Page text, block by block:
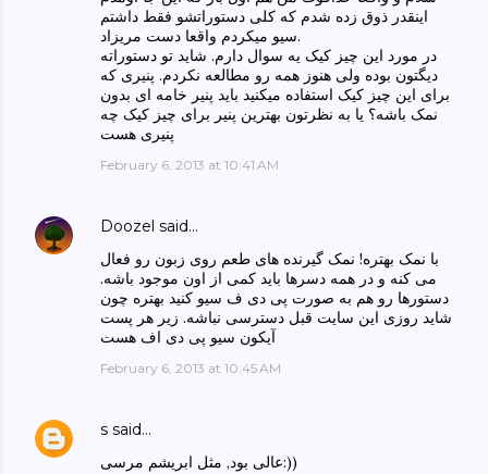
اینقدر ذوق زده شدم که کلی دستوراتشو فقط داشتم
سیو میکردم واقعا دست مریزاد.
در مورد این چیز کیک یه سوال دارم. شاید تو دستوراته
دیگتون بوده ولی هنوز همه رو مطالعه نکردم. پنیری که
برای این چیز کیک استفاده میکنید باید پنیر خامه ای بدون
نمک باشه؟ یا به نظرتون بهترین پنیر برای چیز کیک چه
پنیری هست
February 6, 2013 at 10:41 AM
Doozel said…
با نمک بهتره! نمک گیرنده های طعم روی زبون رو فعال
می کنه و در همه دسرها باید کمی از اون موجود باشه.
دستورها رو هم به صورت پی دی ف سیو کنید بهتره چون
شاید روزی این سایت قبل دسترسی نباشه. زیر هر پست
آیکون سیو پی دی اف هست
February 6, 2013 at 10:45 AM
s said…
عالی بود, مثل ابریشم مرسی:))